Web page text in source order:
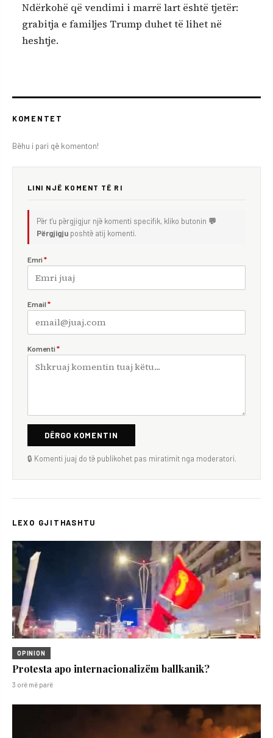
Ndërkohë që vendimi i marrë lart është tjetër:
grabitja e familjes Trump duhet të lihet në
heshtje.
KOMENTET
Bëhu i pari që komenton!
LINI NJË KOMENT TË RI
Për t'u përgjigjur një komenti specifik, kliko butonin 💬
Përgjigju poshtë atij komenti.
Emri *
Email *
Komenti *
DËRGO KOMENTIN
🔒 Komenti juaj do të publikohet pas miratimit nga moderatori.
LEXO GJITHASHTU
OPINION
Protesta apo internacionalizëm ballkanik?
3 orë më parë